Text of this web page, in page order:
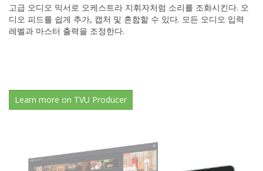
고급 오디오 믹서로 오케스트라 지휘자처럼 소리를 조화시킨다. 오
디오 피드를 쉽게 추가, 캡처 및 혼합할 수 있다. 모든 오디오 입력
레벨과 마스터 출력을 조정한다.
Learn more on TVU Producer